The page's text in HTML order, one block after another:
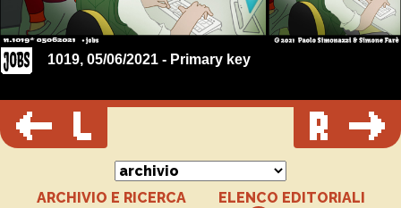
1019, 05/06/2021 - Primary key
ARCHIVIO E RICERCA
ELENCO EDITORIALI